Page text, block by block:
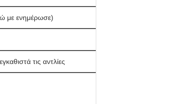
με ενημέρωσε)
τις αντλίες